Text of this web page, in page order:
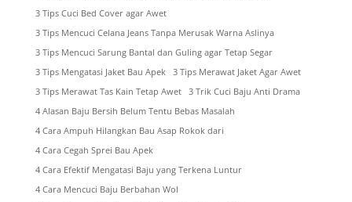
3 Tips Cuci Bed Cover agar Awet
3 Tips Mencuci Celana Jeans Tanpa Merusak Warna Aslinya
3 Tips Mencuci Sarung Bantal dan Guling agar Tetap Segar
3 Tips Mengatasi Jaket Bau Apek
3 Tips Merawat Jaket Agar Awet
3 Tips Merawat Tas Kain Tetap Awet
3 Trik Cuci Baju Anti Drama
4 Alasan Baju Bersih Belum Tentu Bebas Masalah
4 Cara Ampuh Hilangkan Bau Asap Rokok dari
4 Cara Cegah Sprei Bau Apek
4 Cara Efektif Mengatasi Baju yang Terkena Luntur
4 Cara Mencuci Baju Berbahan Wol